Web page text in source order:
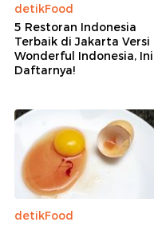
detikFood
5 Restoran Indonesia
Terbaik di Jakarta Versi
Wonderful Indonesia, Ini
Daftarnya!
detikFood